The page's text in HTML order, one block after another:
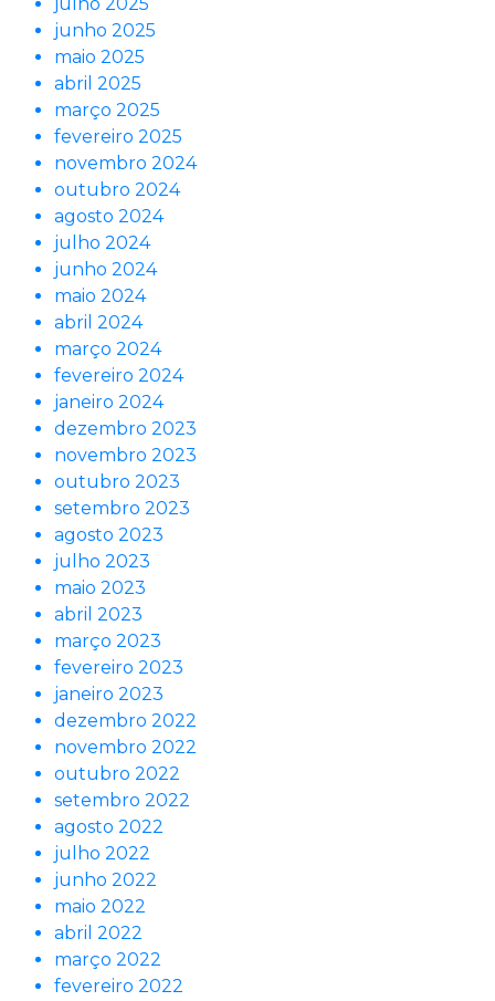
julho 2025
junho 2025
maio 2025
abril 2025
março 2025
fevereiro 2025
novembro 2024
outubro 2024
agosto 2024
julho 2024
junho 2024
maio 2024
abril 2024
março 2024
fevereiro 2024
janeiro 2024
dezembro 2023
novembro 2023
outubro 2023
setembro 2023
agosto 2023
julho 2023
maio 2023
abril 2023
março 2023
fevereiro 2023
janeiro 2023
dezembro 2022
novembro 2022
outubro 2022
setembro 2022
agosto 2022
julho 2022
junho 2022
maio 2022
abril 2022
março 2022
fevereiro 2022